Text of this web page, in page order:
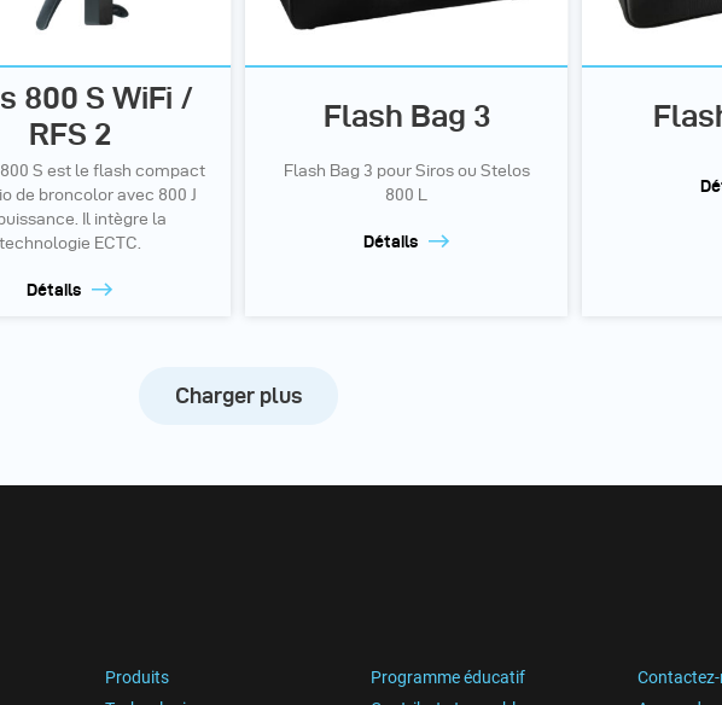
800 S WiFi /
RFS 2
S est le flash compact
de broncolor avec 800 J
Il intègre la
technologie ECTC.
Détails
Flash Bag 3
Flash Bag 3 pour Siros ou Stelos
800 L
Détails
Charger plus
Produits Programme éducatif